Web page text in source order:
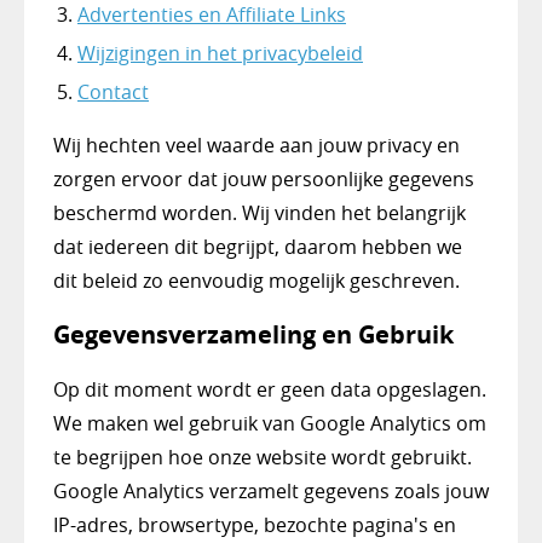
Advertenties en Affiliate Links
Wijzigingen in het privacybeleid
Contact
Wij hechten veel waarde aan jouw privacy en
zorgen ervoor dat jouw persoonlijke gegevens
beschermd worden. Wij vinden het belangrijk
dat iedereen dit begrijpt, daarom hebben we
dit beleid zo eenvoudig mogelijk geschreven.
Gegevensverzameling en Gebruik
Op dit moment wordt er geen data opgeslagen.
We maken wel gebruik van Google Analytics om
te begrijpen hoe onze website wordt gebruikt.
Google Analytics verzamelt gegevens zoals jouw
IP-adres, browsertype, bezochte pagina's en